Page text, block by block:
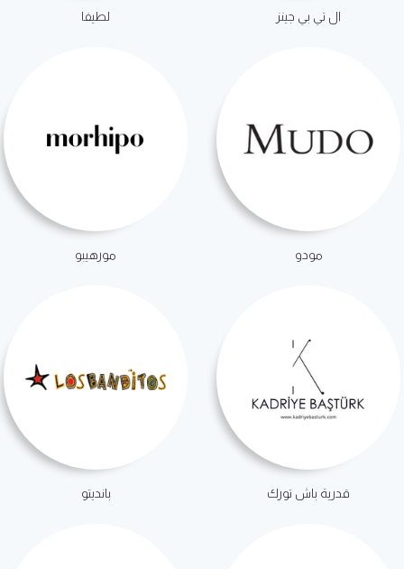
ال تي بي جينز لطيفا
مودو مورهيبو
قدرية باش تورك بانديتو